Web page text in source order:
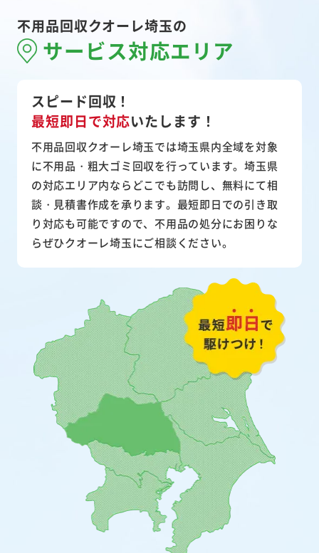
不用品回収クオーレ埼玉の
サービス対応エリア
スピード回収！
最短即日で対応いたします！
不用品回収クオーレ埼玉では埼玉県内全域を対象
に不用品・粗大ゴミ回収を行っています。埼玉県
の対応エリア内ならどこでも訪問し、無料にて相
談・見積書作成を承ります。最短即日での引き取
り対応も可能ですので、不用品の処分にお困りな
らぜひクオーレ埼玉にご相談ください。